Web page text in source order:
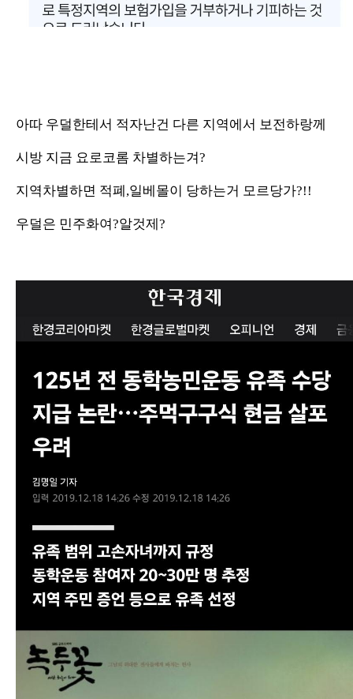
아따 우덜한테서 적자난건 다른 지역에서 보전하랑께
시방 지금 요로코롬 차별하는겨?
지역차별하면 적폐,일베몰이 당하는거 모르당가?!!
우덜은 민주화여?알것제?